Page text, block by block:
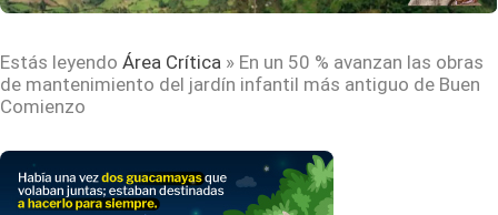
Estás leyendo Área Crítica » En un 50 % avanzan las obras
de mantenimiento del jardín infantil más antiguo de Buen
Comienzo